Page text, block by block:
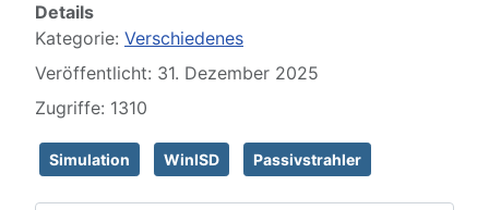
Details
Kategorie: Verschiedenes
Veröffentlicht: 31. Dezember 2025
Zugriffe: 1310
Simulation WinISD Passivstrahler